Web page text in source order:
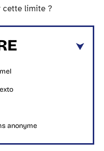
cette limite ?
anonyme